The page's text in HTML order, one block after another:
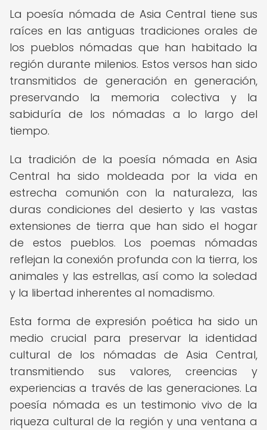
La poesía nómada de Asia Central tiene sus
raíces en las antiguas tradiciones orales de
los pueblos nómadas que han habitado la
región durante milenios. Estos versos han sido
transmitidos de generación en generación,
preservando la memoria colectiva y la
sabiduría de los nómadas a lo largo del
tiempo.
La tradición de la poesía nómada en Asia
Central ha sido moldeada por la vida en
estrecha comunión con la naturaleza, las
duras condiciones del desierto y las vastas
extensiones de tierra que han sido el hogar
de estos pueblos. Los poemas nómadas
reflejan la conexión profunda con la tierra, los
animales y las estrellas, así como la soledad
y la libertad inherentes al nomadismo.
Esta forma de expresión poética ha sido un
medio crucial para preservar la identidad
cultural de los nómadas de Asia Central,
transmitiendo sus valores, creencias y
experiencias a través de las generaciones. La
poesía nómada es un testimonio vivo de la
riqueza cultural de la región y una ventana a